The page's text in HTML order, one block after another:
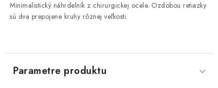
Minimalistický náhrdelník z chirurgickej ocele. Ozdobou retiazky
sú dva prepojene kruhy rôznej veľkosti.
Parametre produktu